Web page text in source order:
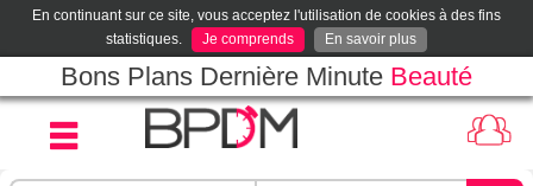
En continuant sur ce site, vous acceptez l'utilisation de cookies à des fins
statistiques.
Je comprends En savoir plus
Bons Plans Dernière Minute Beauté